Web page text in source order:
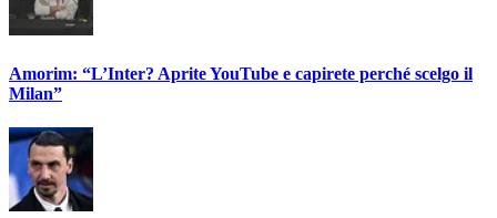
Amorim: “L’Inter? Aprite YouTube e capirete perché scelgo il
Milan”